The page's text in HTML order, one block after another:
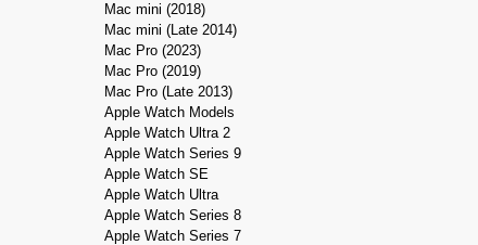
Mac mini (2018)
Mac mini (Late 2014)
Mac Pro (2023)
Mac Pro (2019)
Mac Pro (Late 2013)
Apple Watch Models
Apple Watch Ultra 2
Apple Watch Series 9
Apple Watch SE
Apple Watch Ultra
Apple Watch Series 8
Apple Watch Series 7